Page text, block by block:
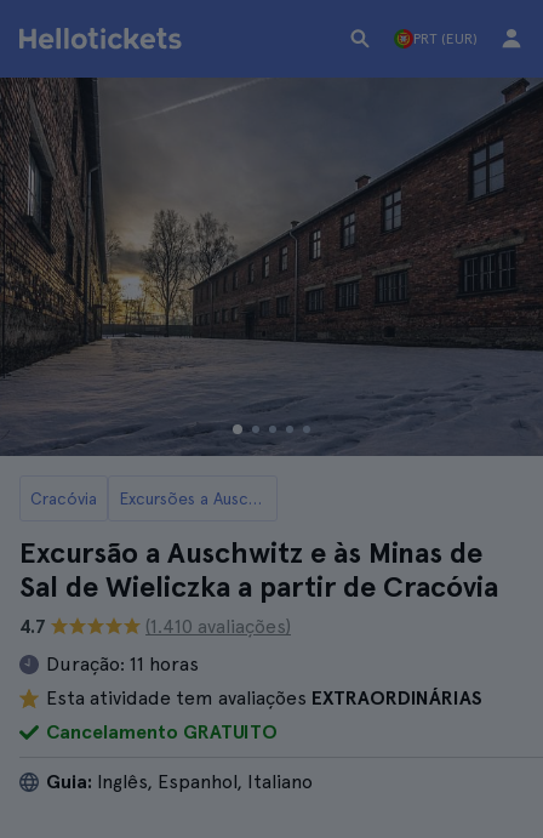
PRT (EUR)
Cracóvia Excursões a Auschwitz e às Minas de Sal de Wieliczka a partir de Cracóvia
Excursão a Auschwitz e às Minas de
Sal de Wieliczka a partir de Cracóvia
4.7
(1.410 avaliações)
Duração: 11 horas
Esta atividade tem avaliações EXTRAORDINÁRIAS
Cancelamento GRATUITO
Guia: Inglês, Espanhol, Italiano